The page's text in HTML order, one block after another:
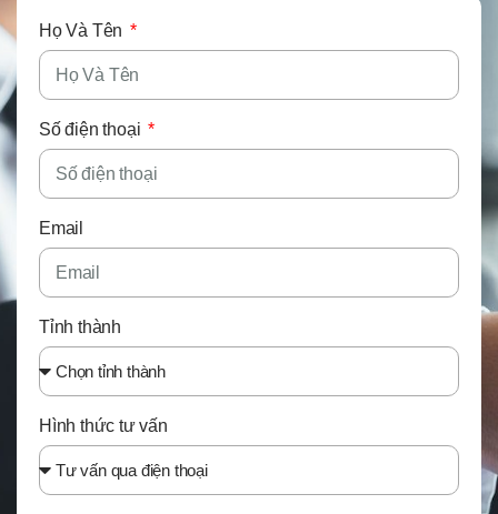
Họ Và Tên
Số điện thoại
Email
Tỉnh thành
Hình thức tư vấn